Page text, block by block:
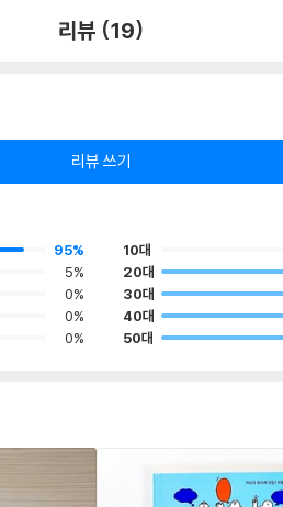
리뷰 (19)
리뷰 쓰기
95%
5%
0%
0%
0%
10대
20대
30대
40대
50대